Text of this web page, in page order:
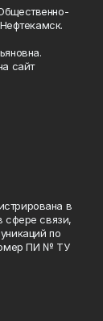
сайт
в
сфере связи,
по
ПИ № ТУ